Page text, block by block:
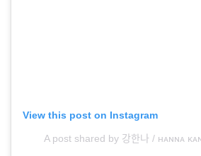
View this post on Instagram
A post shared by 강한나 / ʜᴀɴɴᴀ